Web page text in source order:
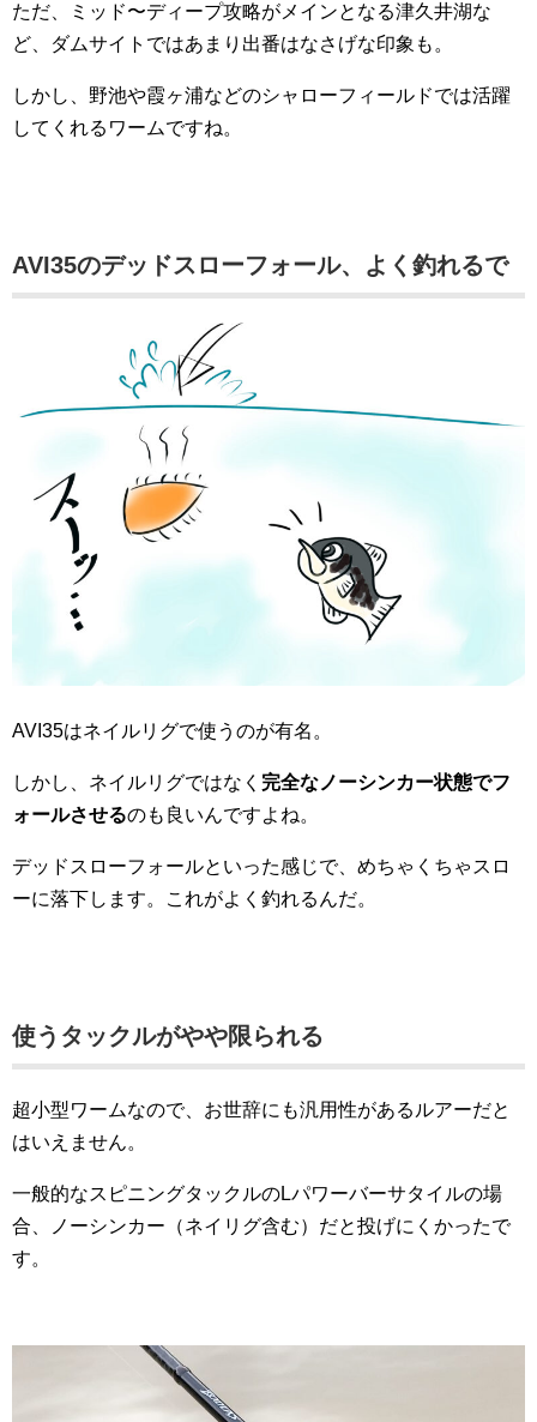
ただ、ミッド〜ディープ攻略がメインとなる津久井湖な
ど、ダムサイトではあまり出番はなさげな印象も。
しかし、野池や霞ヶ浦などのシャローフィールドでは活躍
してくれるワームですね。
AVI35のデッドスローフォール、よく釣れるで
AVI35はネイルリグで使うのが有名。
しかし、ネイルリグではなく 完全なノーシンカー状態でフ
ォールさせるのも良いんですよね。
デッドスローフォールといった感じで、めちゃくちゃスロ
ーに落下します。これがよく釣れるんだ。
使うタックルがやや限られる
超小型ワームなので、お世辞にも汎用性があるルアーだと
はいえません。
一般的なスピニングタックルのLパワーバーサタイルの場
合、ノーシンカー（ネイリグ含む）だと投げにくかったで
す。